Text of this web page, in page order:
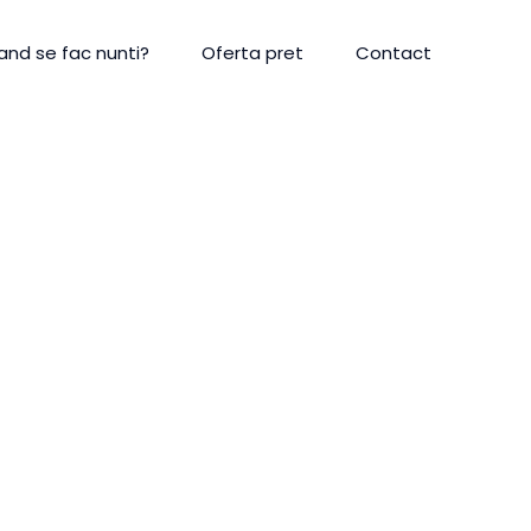
se fac nunti? Oferta pret Contact